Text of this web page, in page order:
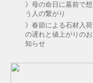
》母の命日に墓前で想
う人の繋がり
》春節による石材入荷
の遅れと値上がりのお
知らせ